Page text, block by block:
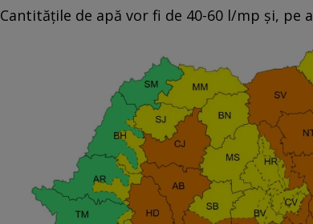
Cantitățile de apă vor fi de 40-60 l/mp și, pe